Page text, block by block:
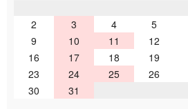
2
3 4 5
9
10 11 12
16
17 18 19
23
24 25 26
30
31